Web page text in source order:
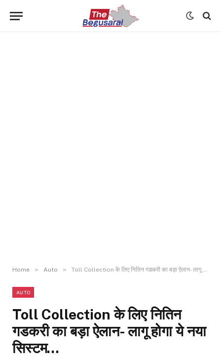
Home » Auto » Toll Collection के ल‍िए नितिन गडकरी का बड़ा ऐलान- लागू होगा ये नया स‍िस्‍टम…
AUTO
Toll Collection के ल‍िए नितिन
गडकरी का बड़ा ऐलान- लागू होगा ये नया
स‍िस्‍टम…